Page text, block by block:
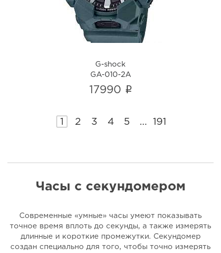
G-shock
GA-010-2A
17990 i
1 2 3 4 5 191
Часы с секундомером
Современные «умные» часы умеют показывать
точное время вплоть до секунды, а также измерять
длинные и короткие промежутки. Секундомер
создан специально для того, чтобы точно измерять